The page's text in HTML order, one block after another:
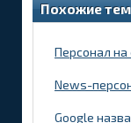
Похожие
Персонал
News-
Google